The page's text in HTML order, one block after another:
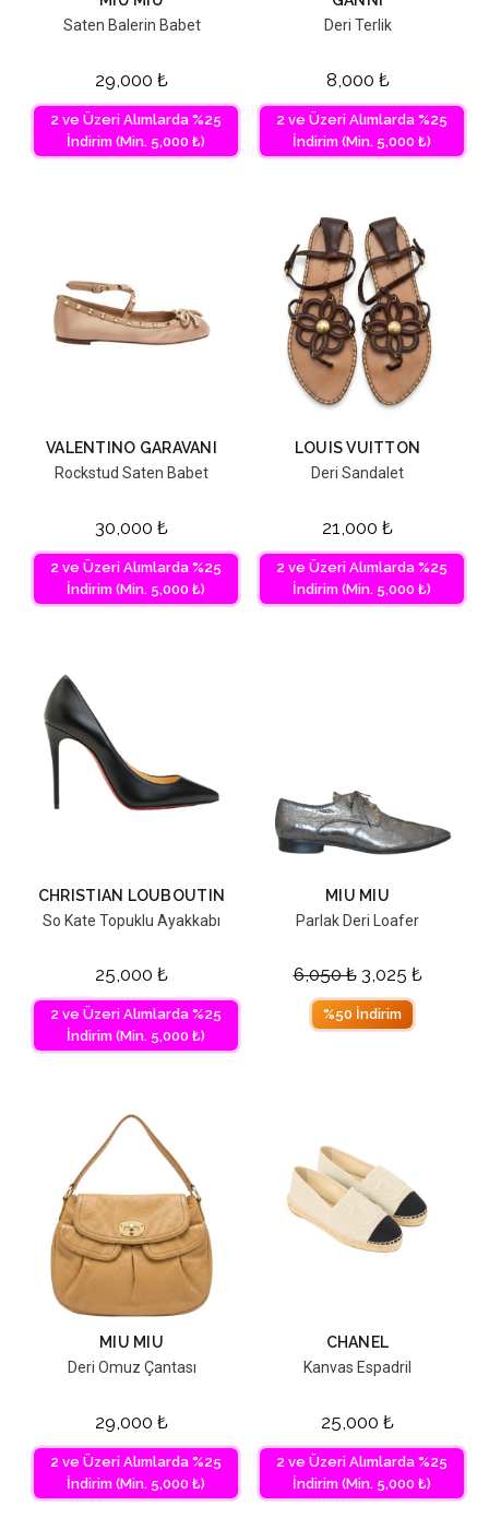
Saten Balerin Babet
29,000 ₺
2 ve Üzeri Alımlarda %25
İndirim (Min. 5,000 ₺)
Deri Terlik
8,000 ₺
2 ve Üzeri Alımlarda %25
İndirim (Min. 5,000 ₺)
VALENTINO GARAVANI
Rockstud Saten Babet
30,000 ₺
2 ve Üzeri Alımlarda %25
İndirim (Min. 5,000 ₺)
LOUIS VUITTON
Deri Sandalet
21,000 ₺
2 ve Üzeri Alımlarda %25
İndirim (Min. 5,000 ₺)
CHRISTIAN LOUBOUTIN
So Kate Topuklu Ayakkabı
25,000 ₺
2 ve Üzeri Alımlarda %25
İndirim (Min. 5,000 ₺)
MIU MIU
Parlak Deri Loafer
6,050₺ 3,025 ₺
%50 İndirim
MIU MIU
Deri Omuz Çantası
29,000 ₺
2 ve Üzeri Alımlarda %25
İndirim (Min. 5,000 ₺)
CHANEL
Kanvas Espadril
25,000 ₺
2 ve Üzeri Alımlarda %25
İndirim (Min. 5,000 ₺)